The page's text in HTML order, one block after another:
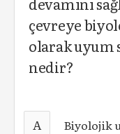
çevreye
olarak uyum
nedir?
A Biyolojik